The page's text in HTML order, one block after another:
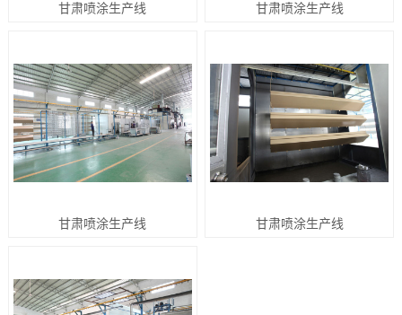
甘肃喷涂生产线 甘肃喷涂生产线
甘肃喷涂生产线 甘肃喷涂生产线